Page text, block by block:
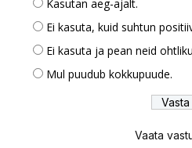
Kasutan aeg-ajalt.
Ei kasuta, kuid suhtun
Ei kasuta ja pean neid
Mul puudub kokkupuude.
Vaata